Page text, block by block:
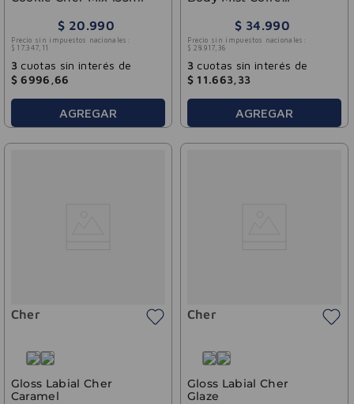
$ 20.990
Precio sin impuestos nacionales:
$ 17 .347 11
3 cuotas sin interés de
$ 6996 ,66
AGREGAR
Cher 135ml
$ 34.990
Precio sin impuestos nacionales:
$ 28 .917 36
3 cuotas sin interés de
$ 11.663 33
AGREGAR
Cher
Gloss Labial Cher
Caramel
Cher
Gloss Labial Cher
Glaze